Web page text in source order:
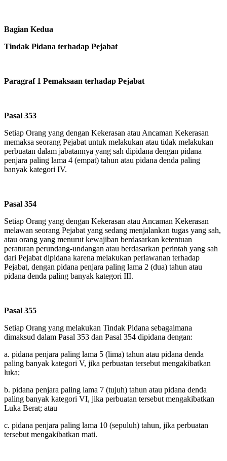
Bagian Kedua
Tindak Pidana terhadap Pejabat
Paragraf 1 Pemaksaan terhadap Pejabat
Pasal 353
Setiap Orang yang dengan Kekerasan atau Ancaman Kekerasan
memaksa seorang Pejabat untuk melakukan atau tidak melakukan
perbuatan dalam jabatannya yang sah dipidana dengan pidana
penjara paling lama 4 (empat) tahun atau pidana denda paling
banyak kategori IV.
Pasal 354
Setiap Orang yang dengan Kekerasan atau Ancaman Kekerasan
melawan seorang Pejabat yang sedang menjalankan tugas yang sah,
atau orang yang menurut kewajiban berdasarkan ketentuan
peraturan perundang-undangan atau berdasarkan perintah yang sah
dari Pejabat dipidana karena melakukan perlawanan terhadap
Pejabat, dengan pidana penjara paling lama 2 (dua) tahun atau
pidana denda paling banyak kategori III.
Pasal 355
Setiap Orang yang melakukan Tindak Pidana sebagaimana
dimaksud dalam Pasal 353 dan Pasal 354 dipidana dengan:
a. pidana penjara paling lama 5 (lima) tahun atau pidana denda
paling banyak kategori V, jika perbuatan tersebut mengakibatkan
luka;
b. pidana penjara paling lama 7 (tujuh) tahun atau pidana denda
paling banyak kategori VI, jika perbuatan tersebut mengakibatkan
Luka Berat; atau
c. pidana penjara paling lama 10 (sepuluh) tahun, jika perbuatan
tersebut mengakibatkan mati.